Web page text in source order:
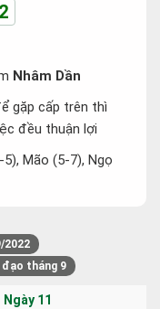
Nhâm Dần
gặp cấp trên thì
đều thuận lợi
Mão (5-7), Ngọ
2022
đạo tháng 9
Ngày 11